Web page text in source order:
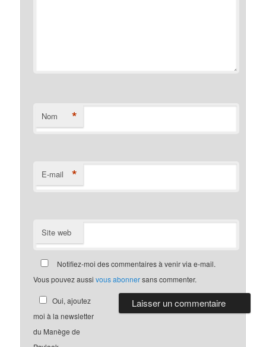
Nom *
E-mail *
Site web
Notifiez-moi des commentaires à venir via e-mail.
Vous pouvez aussivous abonnersans commenter.
Oui, ajoutez
moi à la newsletter
du Manège de